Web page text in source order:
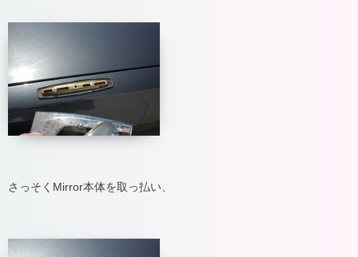
さっそくMirror本体を取っ払い、